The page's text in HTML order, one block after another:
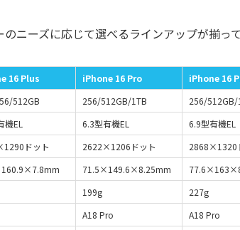
ニーズに応じて選べるラインアップが揃って
16 Plus iPhone 16 Pro
iPhone 16
512GB 256/512GB/1TB
256/512GB/
機EL 6.3型有機EL
6.9型有機EL
ドット 2622×1206ドット
2868×1320
71.5×149.6×8.25mm
199g
227g
A18 Pro
A18 Pro